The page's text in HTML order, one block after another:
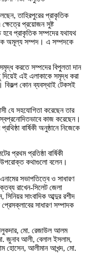
তাহিরপুরের প্রাকৃতিক
প্রয়োজন সুষ্ট
হবে প্রাকৃতিক সম্পদের যথাযথ
এক অমূল্য সম্পদ। এ সম্পদকে
করতে সম্পদের বিপুলতা দান
এই এলাকাকে সমৃদ্ধ করা
বিকল্প কোন ব্যবস্থাই টেকসই
যে সহযোগিতা করেছেন তার
কাজ করেছেন।
বার্ষিকী অনুষ্ঠানে নিজেকে
প্রথম প্রতিষ্ঠা বার্ষিকী
উপরোক্ত কথাগুলো বলেন।
সভাপতিত্বে ও সাধারণ
রাখেন-সিলেট জেলা
সাংবাদিক আব্দুর রশীদ
সাধারণ সম্পাদক
মো. রেজাউল আলম
জুনাব আলী, বেলাল ইসলাম,
হোসেন, আলীমান আখন্দ, মো.